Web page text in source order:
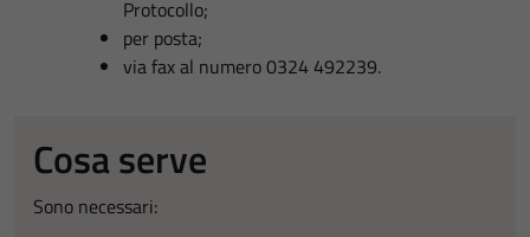
Protocollo;
per posta;
via fax al numero 0324 492239.
Cosa serve
Sono necessari: